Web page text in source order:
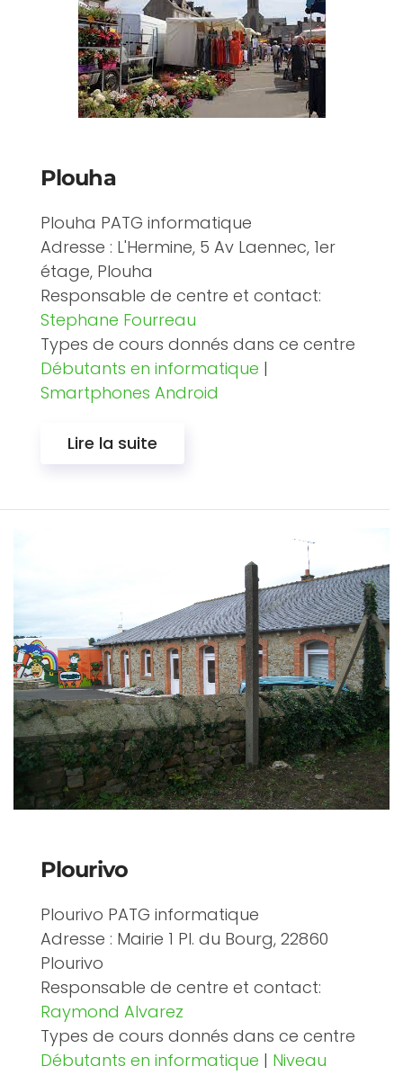
Plouha
Plouha PATG informatique
Adresse : L'Hermine, 5 Av Laennec, 1er
étage, Plouha
Responsable de centre et contact:
Stephane Fourreau
Types de cours donnés dans ce centre
Débutants en informatique |
Smartphones Android
Lire la suite
Plourivo
Plourivo PATG informatique
Adresse : Mairie 1 Pl. du Bourg, 22860
Plourivo
Responsable de centre et contact:
Raymond Alvarez
Types de cours donnés dans ce centre
Débutants en informatique | Niveau